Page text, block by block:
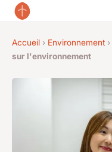
Accueil › Environnement ›
sur l'environnement